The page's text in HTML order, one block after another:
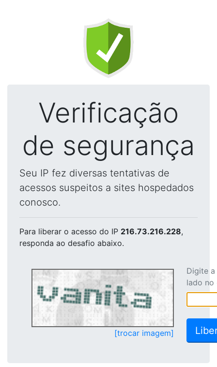
Verificação
de segurança
Seu IP fez diversas tentativas de
acessos suspeitos a sites hospedados
conosco.
Para liberar o acesso do IP 216.73.216.228,
responda ao desafio abaixo.
[trocar imagem]
Digite
lado no